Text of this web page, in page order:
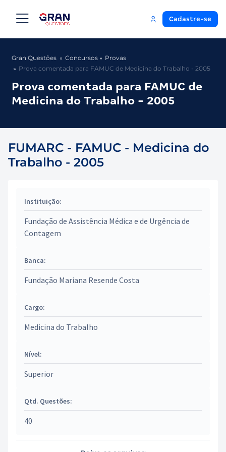
Cadastre-se
Gran Questões Concursos
Provas
Prova comentada para FAMUC de Medicina do Trabalho - 2005
Prova comentada para FAMUC de
Medicina do Trabalho - 2005
FUMARC - FAMUC - Medicina do
Trabalho - 2005
Instituição:
Fundação de Assistência Médica e de Urgência de
Contagem
Banca:
Fundação Mariana Resende Costa
Cargo:
Medicina do Trabalho
Nível:
Superior
Qtd. Questões:
40